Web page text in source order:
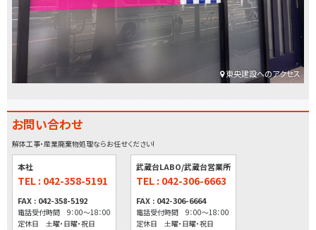
東央建設へのアクセス
お問い合わせ
解体工事・産業廃棄物処理ならお任せください!
本社
TEL : 042-358-5191
FAX : 042-358-5192
電話受付時間 9：00～18：00
定休日 土曜・日曜・祝日
武蔵台LABO/武蔵台営業所
TEL : 042-306-6663
FAX : 042-306-6664
電話受付時間 9：00～18：00
定休日 土曜・日曜・祝日